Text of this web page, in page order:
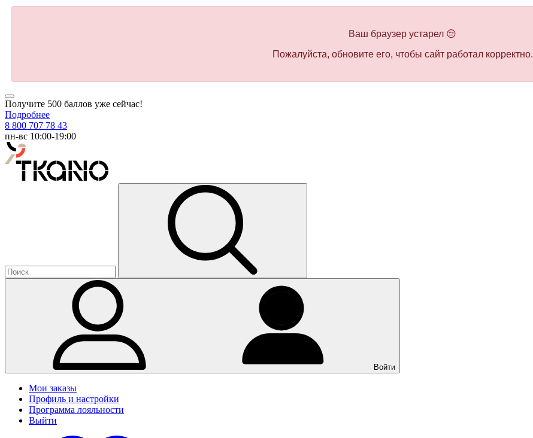
Ваш браузер устарел 😔
Пожалуйста, обновите его, чтобы сайт работал корректно.
Получите 500 баллов уже сейчас!
Подробнее
8 800 707 78 43
пн-вс 10:00-19:00
Войти
Мои заказы
Профиль и настройки
Программа лояльности
Выйти